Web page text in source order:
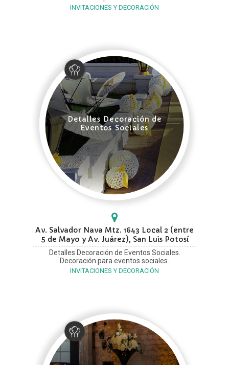
INVITACIONES Y DECORACIÓN
Detalles Decoración de
Eventos Sociales
Av. Salvador Nava Mtz. 1643 Local 2 (entre
5 de Mayo y Av. Juárez), San Luis Potosí
Detalles Decoración de Eventos Sociales.
Decoración para eventos sociales.
INVITACIONES Y DECORACIÓN